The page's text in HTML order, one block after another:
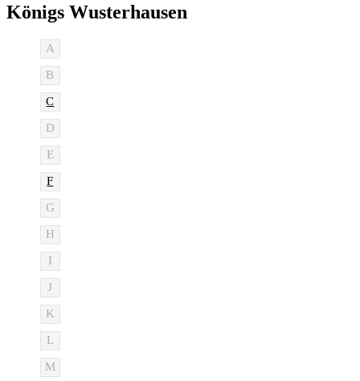
Königs Wusterhausen
A
B
C
D
E
F
G
H
I
J
K
L
M